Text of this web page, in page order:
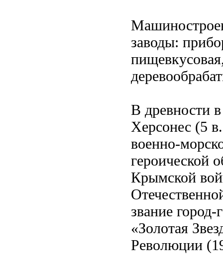
заводы:
В древности
Херсонес (5
военно-
героической
Крымской
звание
«Золотая
Революции